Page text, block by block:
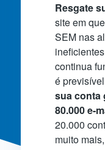
Resgate
site em
SEM nas
continua
é
sua conta
80.000 e-
20.000
muito